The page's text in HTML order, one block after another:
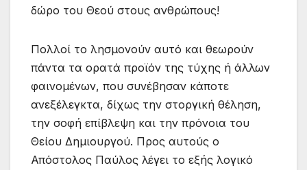
δώρο του Θεού στους ανθρώπους!
Πολλοί το λησμονούν αυτό και θεωρούν
πάντα τα ορατά προϊόν της τύχης ή άλλων
φαινομένων, που συνέβησαν κάποτε
ανεξέλεγκτα, δίχως την στοργική θέληση,
την σοφή επίβλεψη και την πρόνοια του
Θείου Δημιουργού. Προς αυτούς ο
Απόστολος Παύλος λέγει το εξής λογικό